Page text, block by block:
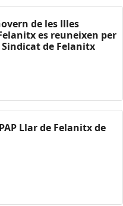
de les Illes
es reuneixen per
de Felanitx
Llar de Felanitx de